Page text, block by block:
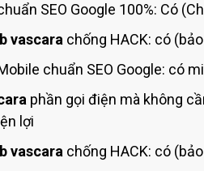
SEO Google 100%: Có
vascara chống HACK: có
chuẩn SEO Google: có
phần gọi điện mà không
lợi
vascara chống HACK: có